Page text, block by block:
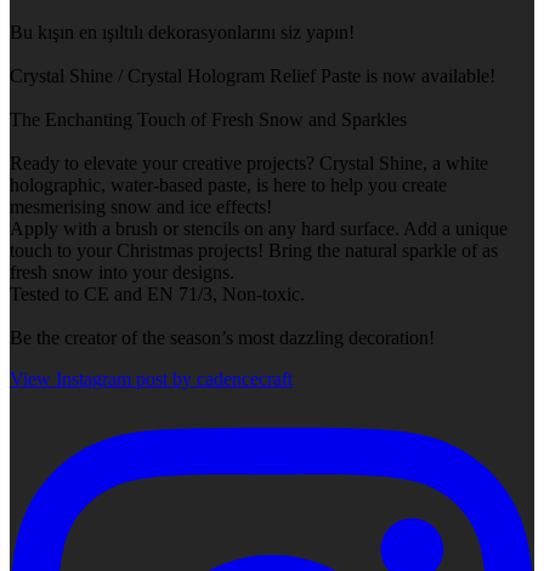
Bu kışın en ışıltılı dekorasyonlarını siz yapın!
Crystal Shine / Crystal Hologram Relief Paste is now available!
The Enchanting Touch of Fresh Snow and Sparkles
Ready to elevate your creative projects? Crystal Shine, a white
holographic, water-based paste, is here to help you create
mesmerising snow and ice effects!
Apply with a brush or stencils on any hard surface. Add a unique
touch to your Christmas projects! Bring the natural sparkle of as
fresh snow into your designs.
Tested to CE and EN 71/3, Non-toxic.
Be the creator of the season’s most dazzling decoration!
View Instagram post by cadencecraft